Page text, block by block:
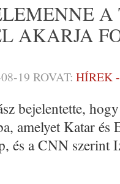
A
AKARJA
19 ROVAT: HÍREK
bejelentette,
amelyet Katar
és a CNN szerint